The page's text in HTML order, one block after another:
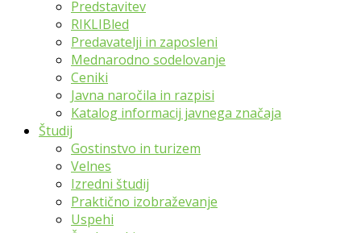
Predstavitev
RIKLIBled
Predavatelji in zaposleni
Mednarodno sodelovanje
Ceniki
Javna naročila in razpisi
Katalog informacij javnega značaja
Študij
Gostinstvo in turizem
Velnes
Izredni študij
Praktično izobraževanje
Uspehi